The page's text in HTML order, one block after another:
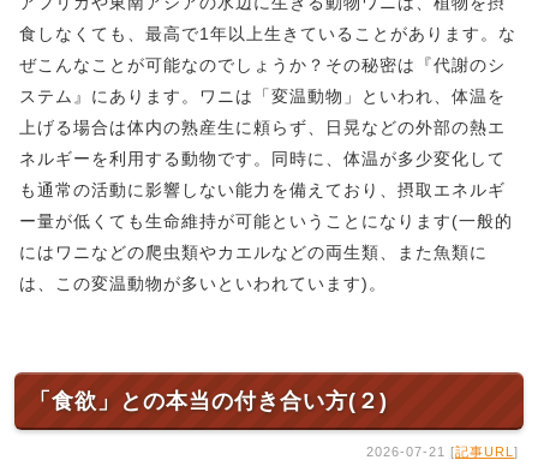
食しなくても、最高で1年以上生きていることがあります。な
ぜこんなことが可能なのでしょうか？その秘密は『代謝のシ
ステム』にあります。ワニは「変温動物」といわれ、体温を
上げる場合は体内の熟産生に頼らず、日晃などの外部の熱エ
ネルギーを利用する動物です。同時に、体温が多少変化して
も通常の活動に影響しない能力を備えており、摂取エネルギ
ー量が低くても生命維持が可能ということになります(一般的
にはワニなどの爬虫類やカエルなどの両生類、また魚類に
は、この変温動物が多いといわれています)。
「食欲」との本当の付き合い方(２)
2026-07-21 [記事URL ]